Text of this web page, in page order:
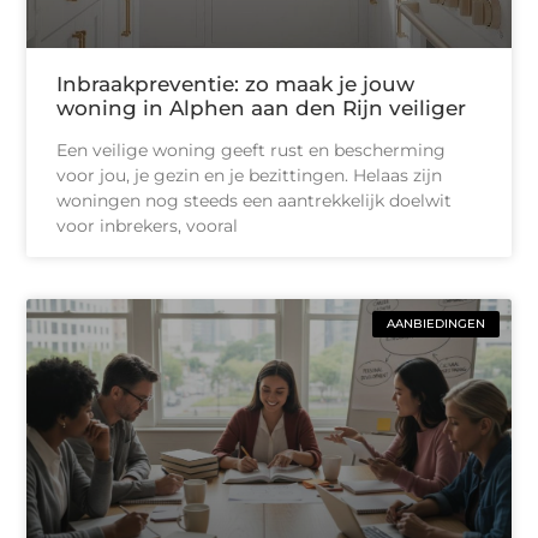
Inbraakpreventie: zo maak je jouw
woning in Alphen aan den Rijn veiliger
Een veilige woning geeft rust en bescherming
voor jou, je gezin en je bezittingen. Helaas zijn
woningen nog steeds een aantrekkelijk doelwit
voor inbrekers, vooral
AANBIEDINGEN